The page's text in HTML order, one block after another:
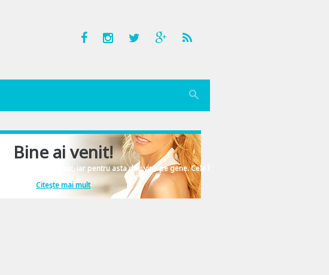
asta si-a adus si el aminte ca il preocupa deszapezirea!?! Si mai face si misto de mine,
Bine ai venit!
Îmi place să comunic, iar pentru asta dau vina pe gene. Cele înscrise în ADN-ul femeiesc.
Citește mai mult